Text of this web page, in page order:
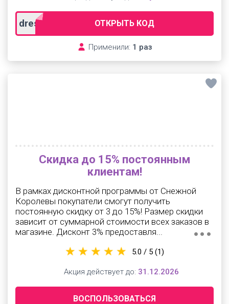
dress ОТКРЫТЬ КОД
Применили: 1 раз
Скидка до 15% постоянным
клиентам!
В рамках дисконтной программы от Снежной
Королевы покупатели смогут получить
постоянную скидку от 3 до 15%! Размер скидки
зависит от суммарной стоимости всех заказов в
магазине. Дисконт 3% предоставля...
ВОСПОЛЬЗОВАТЬСЯ
5.0 / 5 (1)
Акция действует до: 31.12.2026